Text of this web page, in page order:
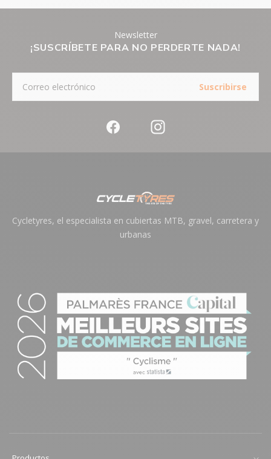
Newsletter
¡SUSCRÍBETE PARA NO PERDERTE NADA!
Suscribirse
Cycletyres, el especialista en cubiertas MTB, gravel, carretera y
urbanas